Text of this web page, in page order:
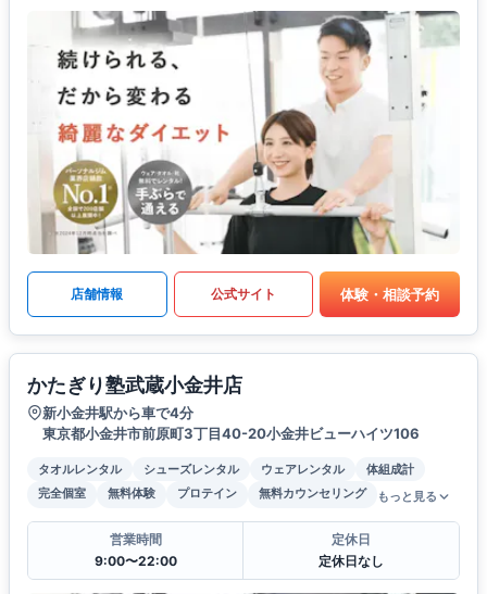
店舗情報 公式サイト 体験・相談予約
かたぎり塾武蔵小金井店
新小金井駅から車で4分
東京都小金井市前原町3丁目40-20小金井ビューハイツ106
タオルレンタル シューズレンタル ウェアレンタル
体組成計
完全個室
無料体験 プロテイン 無料カウンセリング もっと見る
営業時間
9:00〜22:00
定休日
定休日なし